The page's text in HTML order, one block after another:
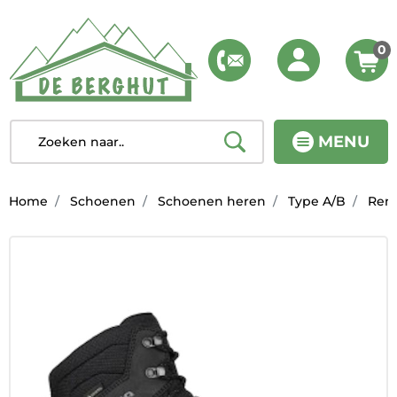
MENU
0
Home Schoenen Schoenen heren Type A/B